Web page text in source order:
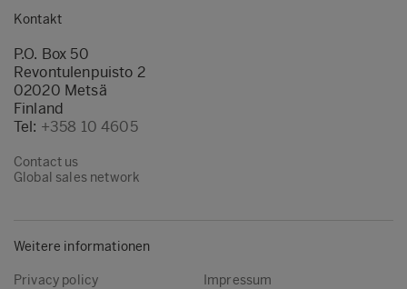
Kontakt
P.O. Box 50
Revontulenpuisto 2
02020 Metsä
Finland
Tel: +358 10 4605
Contact us
Global sales network
Weitere informationen
Privacy policy
Impressum